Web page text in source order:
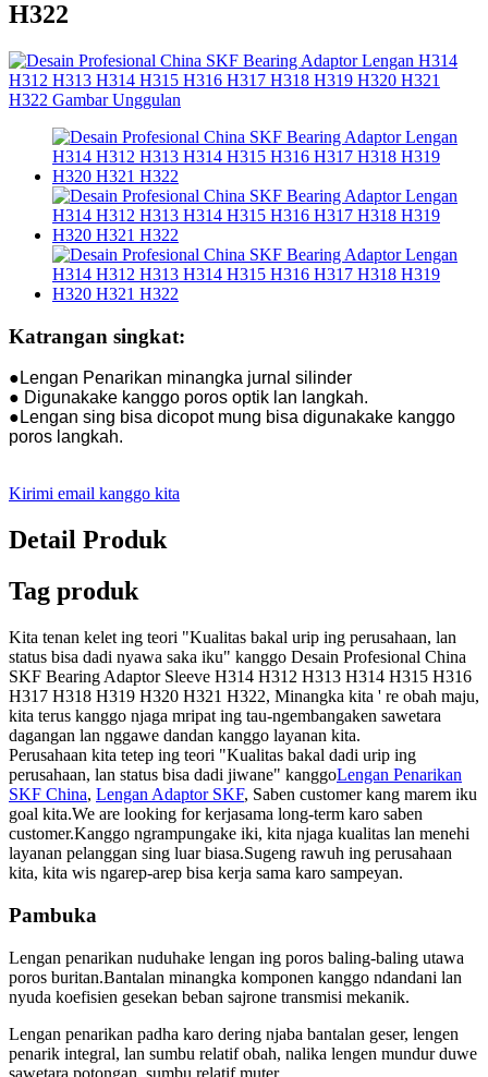
H322
Katrangan singkat:
●Lengan Penarikan minangka jurnal silinder
● Digunakake kanggo poros optik lan langkah.
●Lengan sing bisa dicopot mung bisa digunakake kanggo
poros langkah.
Kirimi email kanggo kita
Detail Produk
Tag produk
Kita tenan kelet ing teori "Kualitas bakal urip ing perusahaan, lan
status bisa dadi nyawa saka iku" kanggo Desain Profesional China
SKF Bearing Adaptor Sleeve H314 H312 H313 H314 H315 H316
H317 H318 H319 H320 H321 H322, Minangka kita ' re obah maju,
kita terus kanggo njaga mripat ing tau-ngembangaken sawetara
dagangan lan nggawe dandan kanggo layanan kita.
Perusahaan kita tetep ing teori "Kualitas bakal dadi urip ing
perusahaan, lan status bisa dadi jiwane" kanggoLengan Penarikan
SKF China, Lengan Adaptor SKF, Saben customer kang marem iku
goal kita.We are looking for kerjasama long-term karo saben
customer.Kanggo ngrampungake iki, kita njaga kualitas lan menehi
layanan pelanggan sing luar biasa.Sugeng rawuh ing perusahaan
kita, kita wis ngarep-arep bisa kerja sama karo sampeyan.
Pambuka
Lengan penarikan nuduhake lengan ing poros baling-baling utawa
poros buritan.Bantalan minangka komponen kanggo ndandani lan
nyuda koefisien gesekan beban sajrone transmisi mekanik.
Lengan penarikan padha karo dering njaba bantalan geser, lengen
penarik integral, lan sumbu relatif obah, nalika lengen mundur duwe
sawetara potongan, sumbu relatif muter.